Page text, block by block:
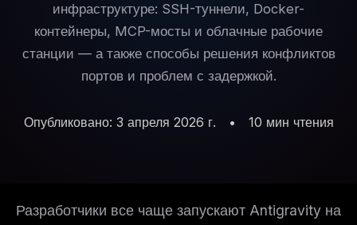
инфраструктуре: SSH-туннели, Docker-
контейнеры, MCP-мосты и облачные рабочие
станции — а также способы решения конфликтов
портов и проблем с задержкой.
Опубликовано: 3 апреля 2026 г. • 10 мин чтения
Разработчики все чаще запускают Antigravity на